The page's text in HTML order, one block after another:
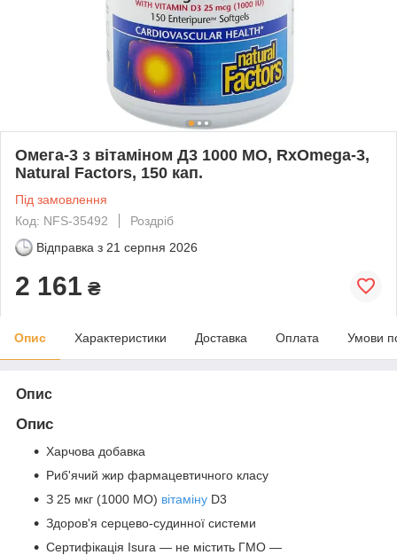
Омега-3 з вітаміном Д3 1000 МО, RxOmega-3,
Natural Factors, 150 кап.
Під замовлення
Код: NFS-35492
Роздріб
Відправка з 21 серпня 2026
2 161 ₴
Опис Характеристики Доставка Оплата Умови
Опис
Опис
Харчова добавка
Риб'ячий жир фармацевтичного класу
З 25 мкг (1000 МО) вітаміну D3
Здоров'я серцево-судинної системи
Сертифікація Isura — не містить ГМО —